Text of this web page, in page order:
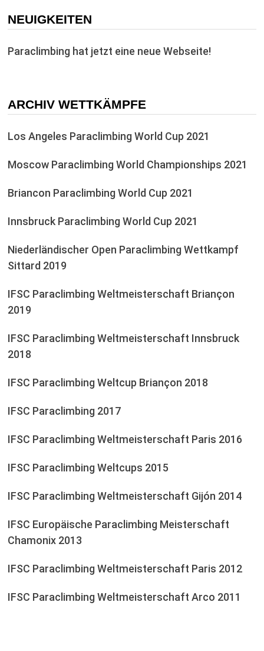
NEUIGKEITEN
Paraclimbing hat jetzt eine neue Webseite!
ARCHIV WETTKÄMPFE
Los Angeles Paraclimbing World Cup 2021
Moscow Paraclimbing World Championships 2021
Briancon Paraclimbing World Cup 2021
Innsbruck Paraclimbing World Cup 2021
Niederländischer Open Paraclimbing Wettkampf
Sittard 2019
IFSC Paraclimbing Weltmeisterschaft Briançon
2019
IFSC Paraclimbing Weltmeisterschaft Innsbruck
2018
IFSC Paraclimbing Weltcup Briançon 2018
IFSC Paraclimbing 2017
IFSC Paraclimbing Weltmeisterschaft Paris 2016
IFSC Paraclimbing Weltcups 2015
IFSC Paraclimbing Weltmeisterschaft Gijón 2014
IFSC Europäische Paraclimbing Meisterschaft
Chamonix 2013
IFSC Paraclimbing Weltmeisterschaft Paris 2012
IFSC Paraclimbing Weltmeisterschaft Arco 2011